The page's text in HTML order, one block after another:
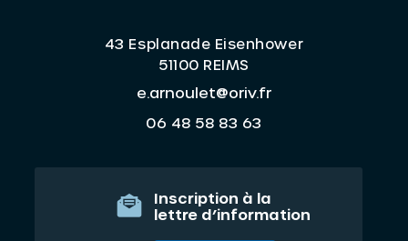
43 Esplanade Eisenhower
51100 REIMS
e.arnoulet@oriv.fr
06 48 58 83 63
Inscription à la
lettre d’information